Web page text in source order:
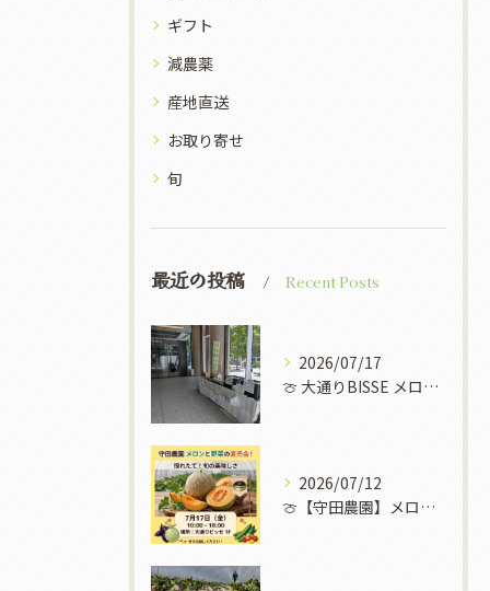
ギフト
減農薬
産地直送
お取り寄せ
旬
最近の投稿 Recent Posts
2026/07/17
​🍈 大通りBISSE メロン販売会のお知らせ 🍈
2026/07/12
🍈【守田農園】メロンと野菜の直売イベント開催！✨🌽